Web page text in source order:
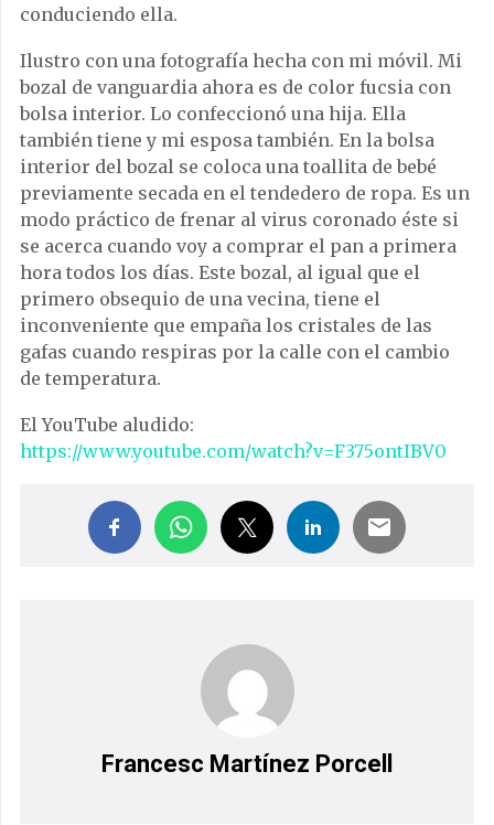
conduciendo ella.
Ilustro con una fotografía hecha con mi móvil. Mi
bozal de vanguardia ahora es de color fucsia con
bolsa interior. Lo confeccionó una hija. Ella
también tiene y mi esposa también. En la bolsa
interior del bozal se coloca una toallita de bebé
previamente secada en el tendedero de ropa. Es un
modo práctico de frenar al virus coronado éste si
se acerca cuando voy a comprar el pan a primera
hora todos los días. Este bozal, al igual que el
primero obsequio de una vecina, tiene el
inconveniente que empaña los cristales de las
gafas cuando respiras por la calle con el cambio
de temperatura.
El YouTube aludido:
https://www.youtube.com/watch?v=F375ontIBV0
Francesc Martínez Porcell